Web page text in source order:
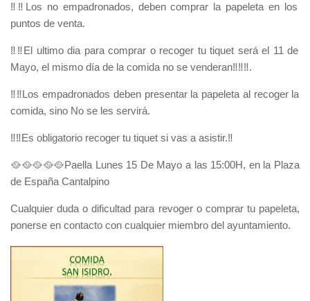
‼️‼️Los no empadronados, deben comprar la papeleta en los
puntos de venta.
‼️‼️El ultimo dia para comprar o recoger tu tiquet será el 11 de
Mayo, el mismo día de la comida no se venderan‼️‼️‼️.
‼️‼️Los empadronados deben presentar la papeleta al recoger la
comida, sino No se les servirá.
‼️‼️Es obligatorio recoger tu tiquet si vas a asistir.‼️
🥘🥘🥘🥘🥘Paella Lunes 15 De Mayo a las 15:00H, en la Plaza
de España Cantalpino
Cualquier duda o dificultad para revoger o comprar tu papeleta,
ponerse en contacto con cualquier miembro del ayuntamiento.